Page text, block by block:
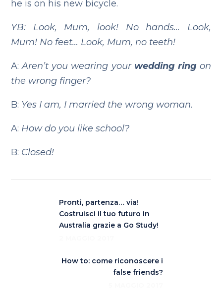
he is on his new bicycle.
YB: Look, Mum, look! No hands… Look,
Mum! No feet… Look, Mum, no teeth!
A:Aren’t you wearing your wedding ringon
the wrong finger?
B: Yes I am, I married the wrong woman.
A: How do you like school?
B: Closed!
Pronti, partenza… via!
Costruisci il tuo futuro in
Australia grazie a Go Study!
How to: come riconoscere i
false friends?